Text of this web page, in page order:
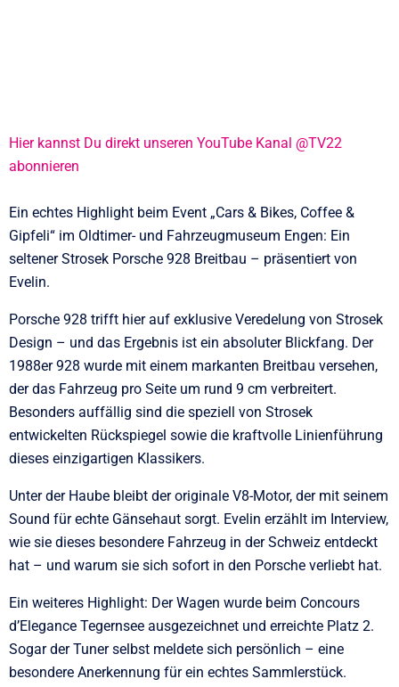
Hier kannst Du direkt unseren YouTube Kanal @TV22
abonnieren
Ein echtes Highlight beim Event „Cars & Bikes, Coffee &
Gipfeli“ im Oldtimer- und Fahrzeugmuseum Engen: Ein
seltener Strosek Porsche 928 Breitbau – präsentiert von
Evelin.
Porsche 928 trifft hier auf exklusive Veredelung von Strosek
Design – und das Ergebnis ist ein absoluter Blickfang. Der
1988er 928 wurde mit einem markanten Breitbau versehen,
der das Fahrzeug pro Seite um rund 9 cm verbreitert.
Besonders auffällig sind die speziell von Strosek
entwickelten Rückspiegel sowie die kraftvolle Linienführung
dieses einzigartigen Klassikers.
Unter der Haube bleibt der originale V8-Motor, der mit seinem
Sound für echte Gänsehaut sorgt. Evelin erzählt im Interview,
wie sie dieses besondere Fahrzeug in der Schweiz entdeckt
hat – und warum sie sich sofort in den Porsche verliebt hat.
Ein weiteres Highlight: Der Wagen wurde beim Concours
d’Elegance Tegernsee ausgezeichnet und erreichte Platz 2.
Sogar der Tuner selbst meldete sich persönlich – eine
besondere Anerkennung für ein echtes Sammlerstück.